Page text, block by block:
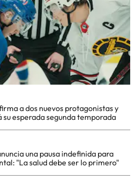
a dos nuevos protagonistas y
su esperada segunda temporada
una pausa indefinida para
"La salud debe ser lo primero"